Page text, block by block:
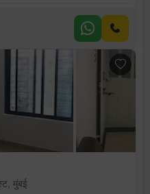
मुंबई